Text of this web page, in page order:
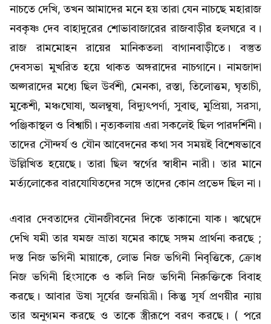
নাচতে দেখি, তখন আমাদের মনে হয় তারা যেন নাচছে মহারাজ
নবকৃষ্ণ দেব বাহাদুরের শোভাবাজারের রাজবাড়ীর হলঘরে ব।
রাজ রামমোহন রায়ের মানিকতলা বাগানবাড়ীতে। বস্তুত
দেবসভা মুখরিত হয়ে থাকত অঙ্গরাদের নাচগানে। নামজাদা
অপ্সরাদের মধ্যে ছিল উর্বশী, মেনকা, রস্তা, তিলোত্তম, ঘৃতাচী,
মুকেশী, মঞ্চঘোষা, অলম্বুষা, বিদ্যুৎপর্ণা, সুবাহু, মুপ্রিয়া, সরসা,
পঞ্জিকাস্থল ও বিশ্বাচী। নৃত্যকলায় এরা সকলেই ছিল পারদর্শিনী।
তাদের সৌন্দর্য ও যৌন আবেদনের কথা সব সময়ই বিশেষভাবে
উল্লিখিত হয়েছে। তারা ছিল স্বর্গের স্বাধীন নারী। তার মানে
মর্ত্যলোকের বারযোযিতদের সঙ্গে তাদের কোন প্রভেদ ছিল না।
এবার দেবতাদের যৌনজীবনের দিকে তাকানো যাক। ঋগ্বেদে
দেখি যমী তার যমজ ভ্রাতা যমের কাছে সঙ্গম প্রার্থনা করছে ;
দস্ত নিজ ভগিনী মায়াকে, লোভ নিজ ভগিনী নিবৃত্তিকে, ক্রোধ
নিজ ভগিনী হিংসাকে ও কলি নিজ ভগিনী নিরুক্তিকে বিবাহ
করছে। আবার উষা সূর্যের জনয়িত্রী। কিন্তু সূর্য প্রণয়ীর ন্যায়
তার অনুগমন করছে ও তাকে স্ত্রীরূপে বরণ করছে। ( পরে